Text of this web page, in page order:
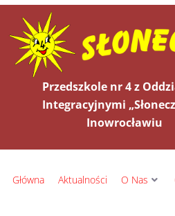
Przedszkole nr 4 z
Integracyjnymi
Inowrocławiu
Główna Aktualności O Nas